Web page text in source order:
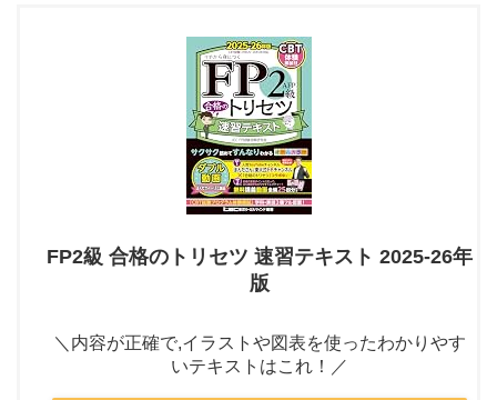
FP2級 合格のトリセツ 速習テキスト 2025-26年
版
＼内容が正確で,イラストや図表を使ったわかりやす
いテキストはこれ！／